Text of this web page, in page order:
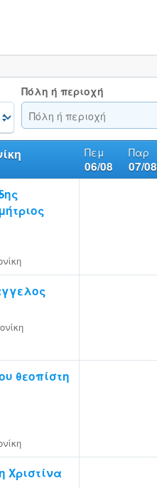
Πόλη ή περιοχή
Πεμ
06/08
Παρ
07/08
θεοπίστη
Χριστίνα